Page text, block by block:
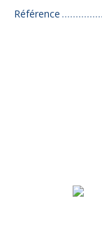
Référence